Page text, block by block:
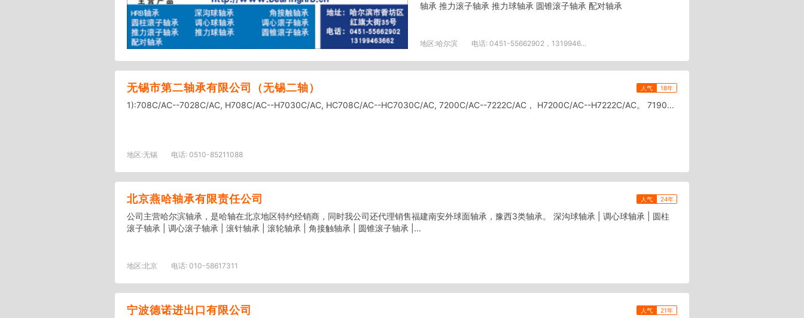
轴承 推力滚子轴承 推力球轴承 圆锥滚子轴承 配对轴承
地区:哈尔滨 电话: 0451-55662902，1319946...
无锡市第二轴承有限公司（无锡二轴） 人气 18年
1):708C/AC--7028C/AC, H708C/AC--H7030C/AC, HC708C/AC--HC7030C/AC, 7200C/AC--7222C/AC， H7200C/AC--H7222C/AC。 7190...
地区:无锡 电话: 0510-85211088
北京燕哈轴承有限责任公司 人气 24年
公司主营哈尔滨轴承，是哈轴在北京地区特约经销商，同时我公司还代理销售福建南安外球面轴承，豫西3类轴承。 深沟球轴承 | 调心球轴承 | 圆柱
滚子轴承 | 调心滚子轴承 | 滚针轴承 | 滚轮轴承 | 角接触轴承 | 圆锥滚子轴承 |...
地区:北京 电话: 010-58617311
宁波德诺进出口有限公司 人气 21年